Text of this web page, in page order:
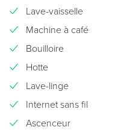
Lave-vaisselle
Machine à café
Bouilloire
Hotte
Lave-linge
Internet sans fil
Ascenceur